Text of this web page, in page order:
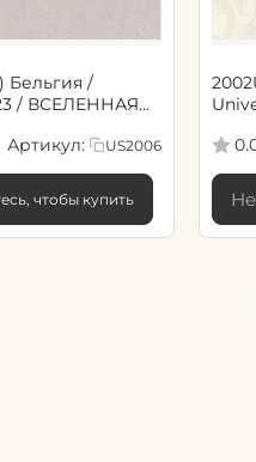
Бельгия /
/ ВСЕЛЕННАЯ
Артикул: US2006
чтобы купить